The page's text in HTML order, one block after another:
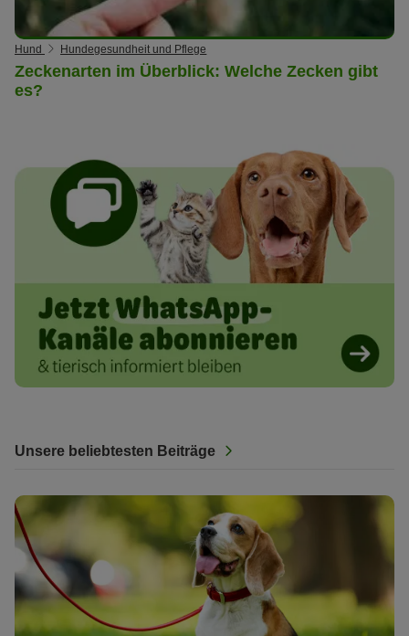
Hund Hundegesundheit und Pflege
Zeckenarten im Überblick: Welche Zecken gibt
es?
Unsere beliebtesten Beiträge